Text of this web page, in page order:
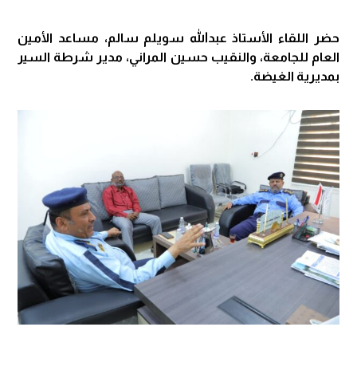
حضر اللقاء الأستاذ عبدالله سويلم سالم، مساعد الأمين
العام للجامعة، والنقيب حسين المراني، مدير شرطة السير
بمديرية الغيضة.